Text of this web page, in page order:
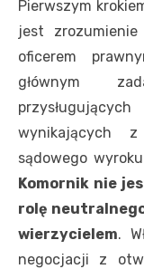
Pierwszym
jest
oficerem
głównym
wynikających
sądowego
Komornik nie
rolę
wierzycielem.
negocjacji z